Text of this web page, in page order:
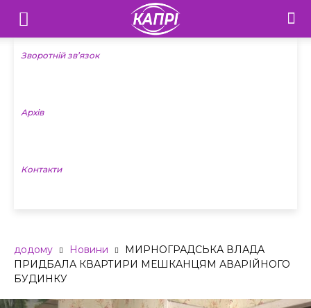
Телебачення
«Капрі»
Новини
Зворотній зв’язок
Архів
Контакти
додому Новини
МИРНОГРАДСЬКА ВЛАДА
ПРИДБАЛА КВАРТИРИ МЕШКАНЦЯМ АВАРІЙНОГО
БУДИНКУ